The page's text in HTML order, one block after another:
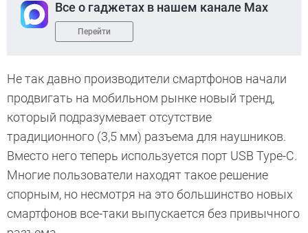
Все о гаджетах в нашем канале Max
Перейти
Не так давно производители смартфонов начали
продвигать на мобильном рынке новый тренд,
который подразумевает отсутствие
традиционного (3,5 мм) разъема для наушников.
Вместо него теперь используется порт USB Type-C.
Многие пользователи находят такое решение
спорным, но несмотря на это большинство новых
смартфонов все-таки выпускается без привычного